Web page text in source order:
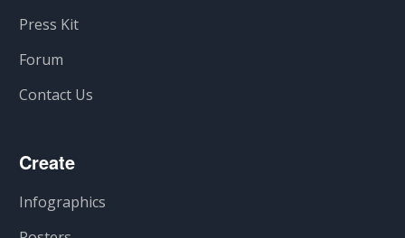
Press Kit
Forum
Contact Us
Create
Infographics